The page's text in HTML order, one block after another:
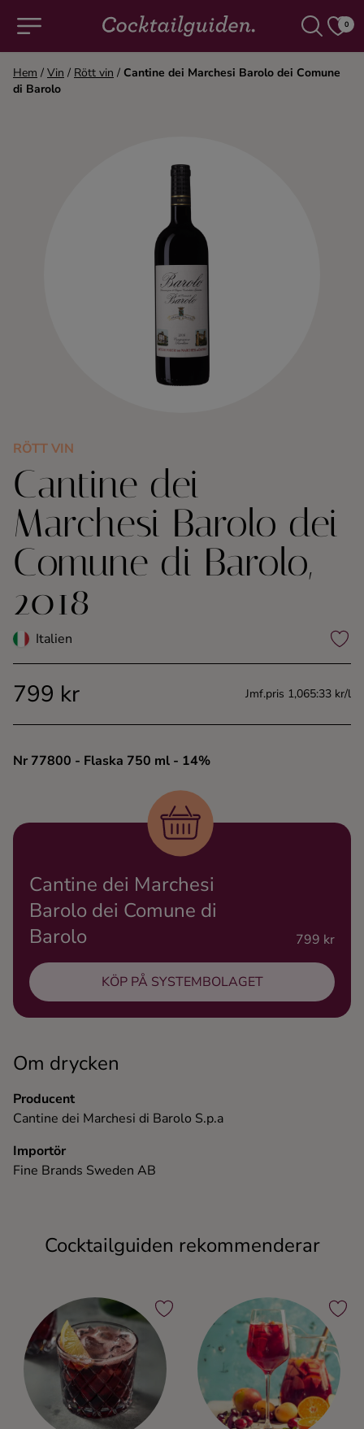
0
COCKTAILS & DRINKAR
Rom
Shots
Tequila
Whisky
Hem / Vin / Rött vin / Cantine dei Marchesi Barolo dei Comune
di Barolo
RÖTT VIN
Cantine dei
Marchesi Barolo dei
Comune di Barolo,
2018
Italien
799 kr Jmf.pris 1,065:33 kr/l
Nr 77800 - Flaska 750 ml - 14%
Om drycken
Producent
Cantine dei Marchesi di Barolo S.p.a
Importör
Fine Brands Sweden AB
Cantine dei Marchesi
Barolo dei Comune di
Barolo
799 kr
KÖP PÅ SYSTEMBOLAGET
Cocktailguiden rekommenderar